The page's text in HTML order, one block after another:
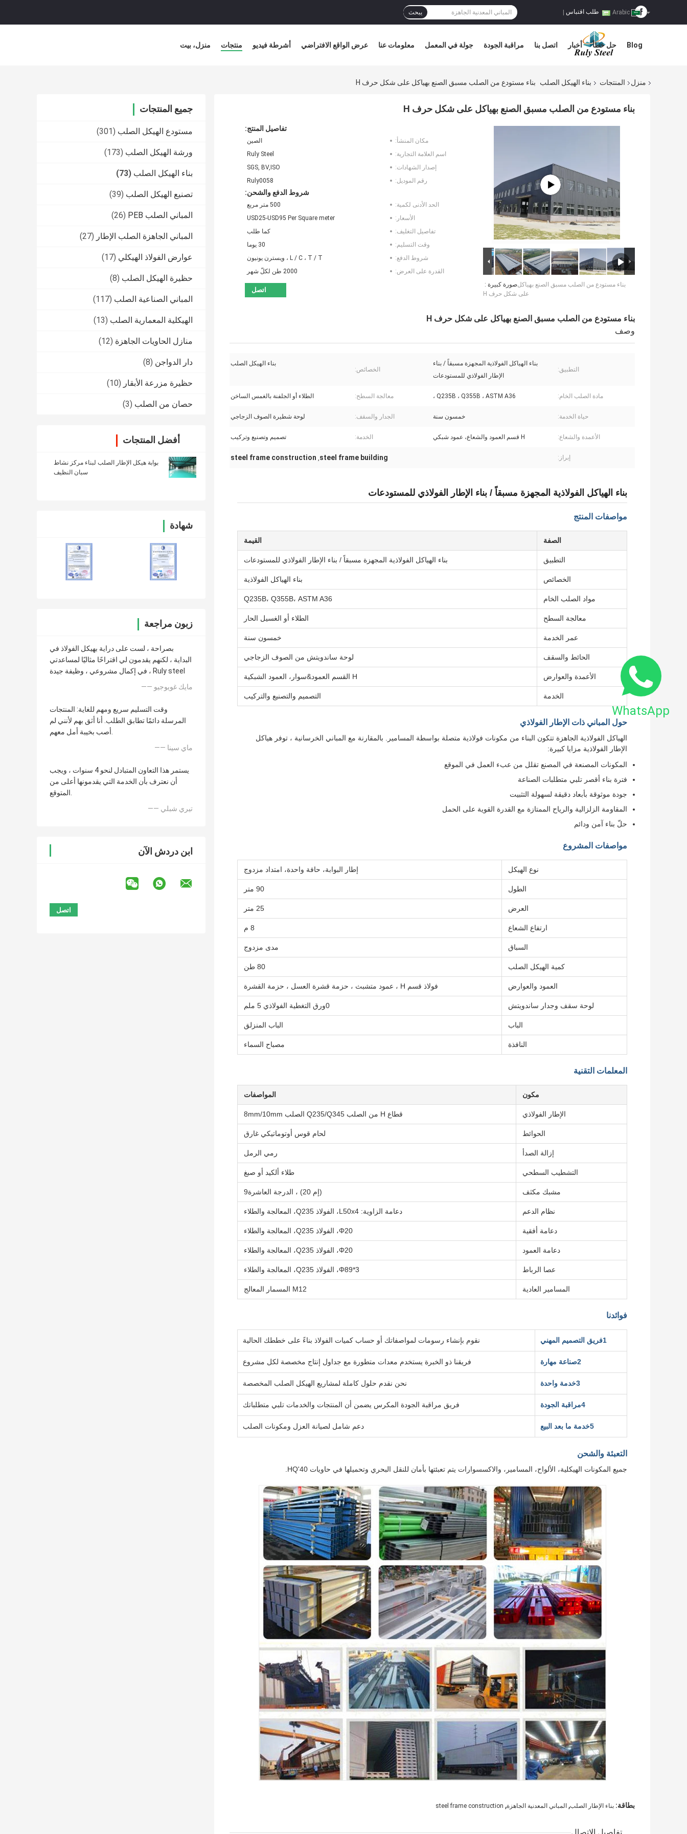
طلب اقتباس يبحث
منزل، بيت منتجات أشرطة فيديو عرض الواقع الافتراضي معلومات عنا جولة في المعمل مراقبة الجودة اتصل بنا أخبار حل خطأ Blog
منزل المنتجات بناء الهيكل الصلب بناء مستودع من الصلب مسبق الصنع بهياكل على شكل حرف H
جميع المنتجات
مستودع الهيكل الصلب (301)
ورشة الهيكل الصلب (173)
بناء الهيكل الصلب (73)
تصنيع الهيكل الصلب (39)
المباني الصلب PEB (26)
المباني الجاهزة الصلب الإطار (27)
عوارض الفولاذ الهيكلي (17)
حظيرة الهيكل الصلب (8)
المباني الصناعية الصلب (117)
الهيكلية المعمارية الصلب (13)
منازل الحاويات الجاهزة (12)
دار الدواجن (8)
حظيرة مزرعة الأبقار (10)
حصان من الصلب (3)
أفضل المنتجات
بوابة هيكل الإطار الصلب لبناء مركز نشاط
سبان النظيف
شهادة
زبون مراجعة
بصراحة ، لست على دراية بهيكل الفولاذ في
البداية ، لكنهم يقدمون لي اقتراحًا مثاليًا لمساعدتي
في إكمال مشروعي ، وظيفة جيدة ، Ruly steel
—— مايك غويوجيو
وقت التسليم سريع ومهم للغاية: المنتجات
المرسلة دائمًا تطابق الطلب. أنا أثق بهم لأنني لم
أصب بخيبة أمل معهم.
—— ماي سينا
يستمر هذا التعاون المتبادل لنحو 4 سنوات ، ويجب
أن نعترف بأن الخدمة التي يقدمونها أعلى من
المتوقع.
—— تيري شبلي
ابن دردش الآن
بناء مستودع من الصلب مسبق الصنع بهياكل على شكل حرف H
صورة كبيرة :بناء مستودع من الصلب مسبق الصنع بهياكل
على شكل حرف H
تفاصيل المنتج:
مكان المنشأ:
الصين
اسم العلامة التجارية:
Ruly Steel
إصدار الشهادات:
SGS, BV,ISO
رقم الموديل:
Ruly0058
شروط الدفع والشحن:
الحد الأدنى لكمية:
500 متر مربع
الأسعار:
USD25-USD95 Per Square meter
تفاصيل التغليف:
كما طلب
وقت التسليم:
30 يوما
شروط الدفع:
L / C ، T / T ، ويسترن يونيون
القدرة على العرض:
2000 طن لكلّ شهر
اتصل
بناء مستودع من الصلب مسبق الصنع بهياكل على شكل حرف H
وصف
التطبيق:
بناء الهياكل الفولاذية المجهزة مسبقاً / بناء
الإطار الفولاذي للمستودعات
الخصائص:
بناء الهيكل الصلب
مادة الصلب الخام: Q235B ، Q355B ، ASTM A36 ، معالجة السطح: الطلاء أو الجلفنة بالغمس الساخن
حياة الخدمة: خمسون سنة الجدار والسقف: لوحة شطيرة الصوف الزجاجي
الأعمدة والشعاع: H قسم العمود والشعاع، عمود شبكي الخدمة: تصميم وتصنيع وتركيب
إبراز: steel frame building
,
steel frame construction
بناء الهياكل الفولاذية المجهزة مسبقاً / بناء الإطار الفولاذي للمستودعات
مواصفات المنتج
الصفة القيمة
التطبيق بناء الهياكل الفولاذية المجهزة مسبقاً / بناء الإطار الفولاذي للمستودعات
الخصائص بناء الهياكل الفولاذية
مواد الصلب الخام Q235B، Q355B، ASTM A36
معالجة السطح الطلاء أو الغسيل الحار
عمر الخدمة خمسون سنة
الحائط والسقف لوحة ساندويتش من الصوف الزجاجي
الأعمدة والعوارض H القسم العمود&سوار، العمود الشبكية
الخدمة التصميم والتصنيع والتركيب
حول المباني ذات الإطار الفولاذي
الهياكل الفولاذية الجاهزة تتكون البناء من مكونات فولاذية متصلة بواسطة المسامير. بالمقارنة مع المباني الخرسانية ، توفر هياكل
الإطار الفولاذية مزايا كبيرة:
المكونات المصنعة في المصنع تقلل من عبء العمل في الموقع
فترة بناء أقصر تلبي متطلبات الصناعة
جودة موثوقة بأبعاد دقيقة لسهولة التثبيت
المقاومة الزلزالية والرياح الممتازة مع القدرة القوية على الحمل
حلّ بناء آمن ودائم
مواصفات المشروع
نوع الهيكل إطار البوابة، حافة واحدة، امتداد مزدوج
الطول 90 متر
العرض 25 متر
ارتفاع الشعاع 8 م
السباق مدى مزدوج
كمية الهيكل الصلب 80 طن
العمود والعوارض فولاذ قسم H ، عمود متشبث ، حزمة قشرة العسل ، حزمة القشرة
لوحة سقف وجدار ساندويتش 0ورق التغطية الفولاذي 5 ملم
الباب الباب المنزلق
النافذة مصباح السماء
المعلمات التقنية
مكون المواصفات
الإطار الفولاذي قطاع H من الصلب Q235/Q345 الصلب 8mm/10mm
الحوائط لحام قوس أوتوماتيكي غارق
إزالة الصدأ رمي الرمل
التشطيب السطحي طلاء ألكيد أو صبغ
مشبك مكثف (إم 20) ، الدرجة العاشرة9
نظام الدعم دعامة الزاوية: L50x4، الفولاذ Q235، المعالجة والطلاء
دعامة أفقية Φ20، الفولاذ Q235، المعالجة والطلاء
دعامة العمود Φ20، الفولاذ Q235، المعالجة والطلاء
عصا الرباط Φ89*3، الفولاذ Q235، المعالجة والطلاء
المسامير العادية M12 المسمار المعالج
فوائدنا
1فريق التصميم المهني نقوم بإنشاء رسومات لمواصفاتك أو حساب كميات الفولاذ بناءً على خططك الحالية
2صناعة مهارة فريقنا ذو الخبرة يستخدم معدات متطورة مع جداول إنتاج مخصصة لكل مشروع
3خدمة واحدة نحن نقدم حلول كاملة لمشاريع الهيكل الصلب المخصصة
4مراقبة الجودة فريق مراقبة الجودة المكرس يضمن أن المنتجات والخدمات تلبي متطلباتك
5خدمة ما بعد البيع دعم شامل لصيانة العزل ومكونات الصلب
التعبئة والشحن
جميع المكونات الهيكلية، الألواح، المسامير، والاكسسوارات يتم تعبئتها بأمان للنقل البحري وتحميلها في حاويات 40'HQ.
بطاقة: بناء الإطار الصلب, المباني المعدنية الجاهزة,
steel frame construction
WhatsApp